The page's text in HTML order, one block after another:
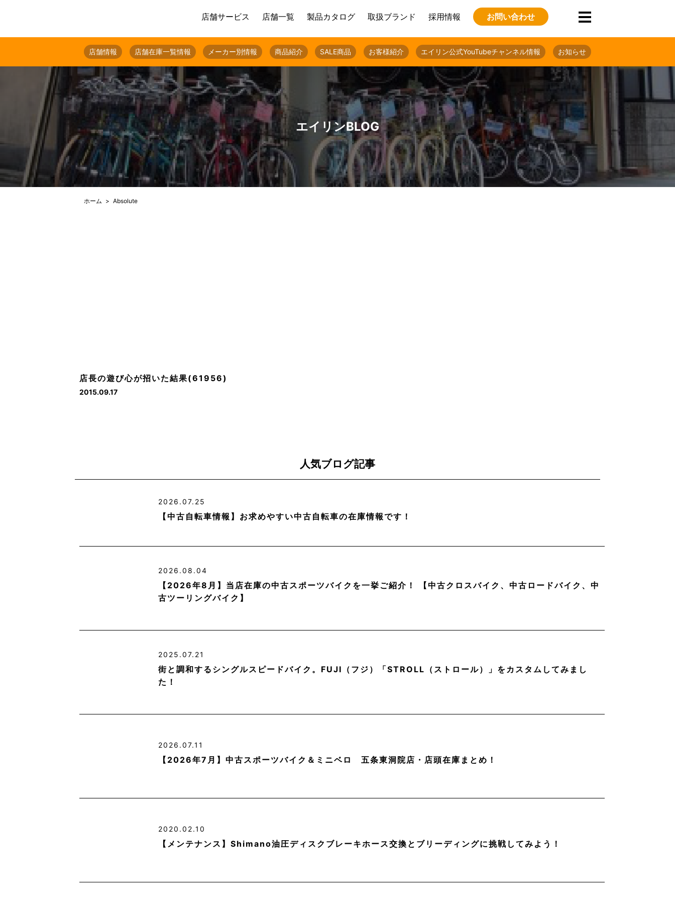
店舗サービス 店舗一覧 製品カタログ 取扱ブランド 採用情報 お問い合わせ
店舗情報 店舗在庫一覧情報 メーカー別情報 商品紹介 SALE商品 お客様紹介 エイリン公式YouTubeチャンネル情報 お知らせ
エイリンBLOG
ホーム Absolute
店長の遊び心が招いた結果(61956)
2015.09.17
人気ブログ記事
2026.07.25
【中古自転車情報】お求めやすい中古自転車の在庫情報です！
2026.08.04
【2026年8月】当店在庫の中古スポーツバイクを一挙ご紹介！ 【中古クロスバイク、中古ロードバイク、中
古ツーリングバイク】
2025.07.21
街と調和するシングルスピードバイク。FUJI（フジ）「STROLL（ストロール）」をカスタムしてみまし
た！
2026.07.11
【2026年7月】中古スポーツバイク＆ミニベロ 五条東洞院店・店頭在庫まとめ！
2020.02.10
【メンテナンス】Shimano油圧ディスクブレーキホース交換とブリーディングに挑戦してみよう！